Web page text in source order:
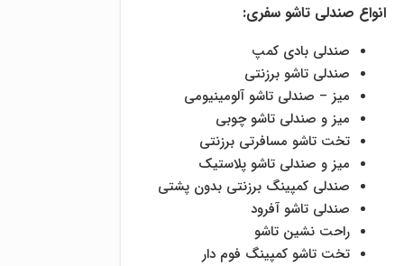
انواع صندلی تاشو سفری:
صندلی بادی کمپ
صندلی تاشو برزنتی
میز – صندلی تاشو آلومینیومی
میز و صندلی تاشو چوبی
تخت تاشو مسافرتی برزنتی
میز و صندلی تاشو پلاستیک
صندلی کمپینگ برزنتی بدون پشتی
صندلی تاشو آفرود
راحت نشین تاشو
تخت تاشو کمپینگ فوم دار